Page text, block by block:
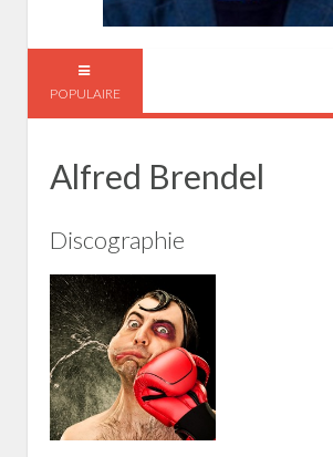
POPULAIRE
Alfred Brendel
Discographie